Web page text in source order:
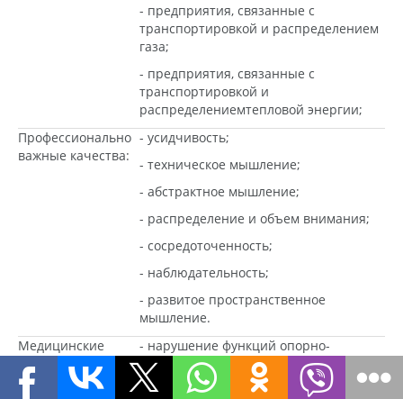
- предприятия, связанные с
транспортировкой и распределением
газа;
- предприятия, связанные с
транспортировкой и
распределениемтепловой энергии;
Профессионально
важные качества:
- усидчивость;
- техническое мышление;
- абстрактное мышление;
- распределение и объем внимания;
- сосредоточенность;
- наблюдательность;
- развитое пространственное
мышление.
Медицинские
противопоказания:
- нарушение функций опорно-
двигательного аппарата;
- заболевания сердечно-сосудистой